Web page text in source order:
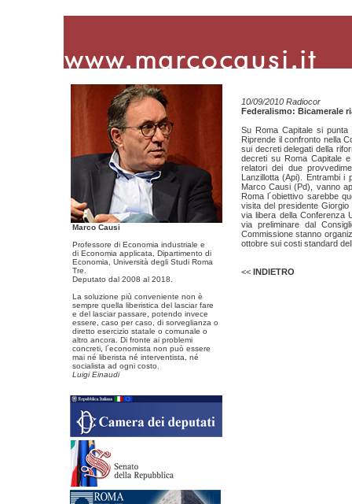
Marco Causi
Professore di Economia industriale e
di Economia applicata, Dipartimento di
Economia, Università degli Studi Roma
Tre.
Deputato dal 2008 al 2018.
La soluzione più conveniente non è
sempre quella liberistica del lasciar fare
e del lasciar passare, potendo invece
essere, caso per caso, di sorveglianza o
diretto esercizio statale o comunale o
altro ancora. Di fronte ai problemi
concreti, l´economista non può essere
mai né liberista né interventista, né
socialista ad ogni costo.
Luigi Einaudi
10/09/2010 Radiocor
Federalismo: Bicamerale
Su Roma Capitale si
Riprende il confronto nella
sui decreti delegati della
decreti su Roma Capitale
relatori dei due
Lanzillotta (Api). Entrambi i
Marco Causi (Pd), vanno
Roma l´obiettivo sarebbe
visita del presidente
via libera della Conferenza
via preliminare dal
Commissione stanno
ottobre sui costi standard
<< INDIETRO